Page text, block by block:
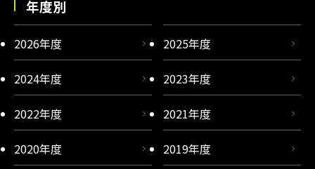
年度別
2026年度 2025年度
2024年度 2023年度
2022年度 2021年度
2020年度 2019年度